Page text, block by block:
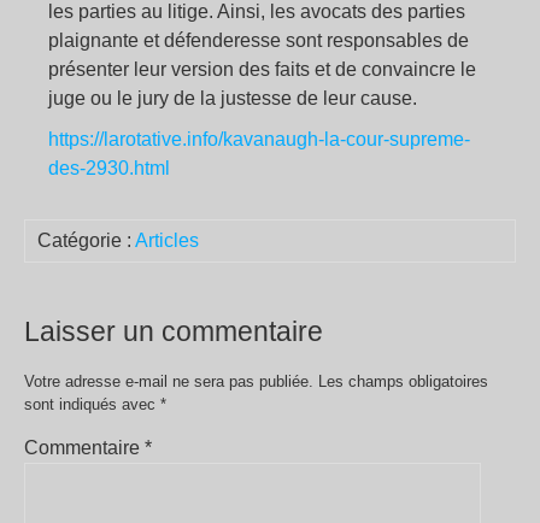
les parties au litige. Ainsi, les avocats des parties
plaignante et défenderesse sont responsables de
présenter leur version des faits et de convaincre le
juge ou le jury de la justesse de leur cause.
https://larotative.info/kavanaugh-la-cour-supreme-
des-2930.html
Catégorie : Articles
Laisser un commentaire
Votre adresse e-mail ne sera pas publiée. Les champs obligatoires
sont indiqués avec *
Commentaire *